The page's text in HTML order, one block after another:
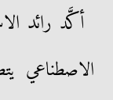
أكَّد رائد
الاصطناعي